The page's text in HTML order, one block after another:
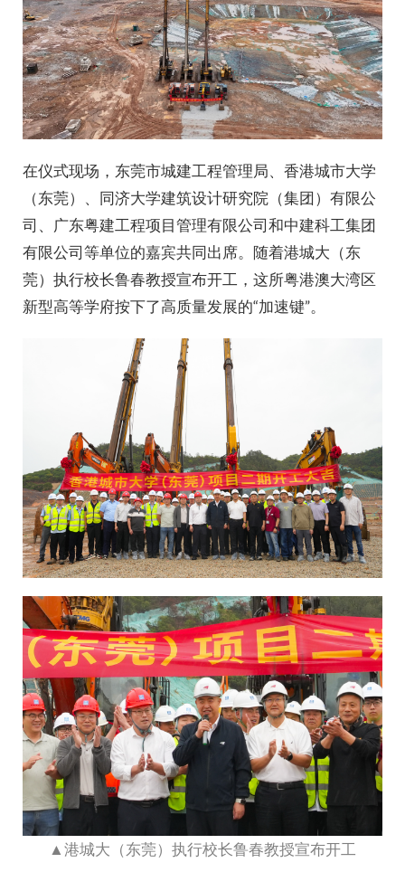
校历
图书馆
快速链接
在仪式现场，东莞市城建工程管理局、香港城市大学
（东莞）、同济大学建筑设计研究院（集团）有限公
司、广东粤建工程项目管理有限公司和中建科工集团
有限公司等单位的嘉宾共同出席。随着港城大（东
莞）执行校长鲁春教授宣布开工，这所粤港澳大湾区
新型高等学府按下了高质量发展的“加速键”。
▲港城大（东莞）执行校长鲁春教授宣布开工